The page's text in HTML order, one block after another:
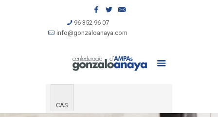
96 352 96 07
info@gonzaloanaya.com
CAS